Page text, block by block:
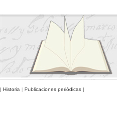
| Historia | Publicaciones periódicas |